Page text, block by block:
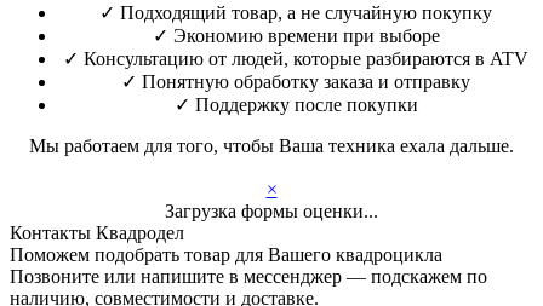
✓ Подходящий товар, а не случайную покупку
✓ Экономию времени при выборе
✓ Консультацию от людей, которые разбираются в ATV
✓ Понятную обработку заказа и отправку
✓ Поддержку после покупки
Мы работаем для того, чтобы Ваша техника ехала дальше.
×
Загрузка формы оценки...
Контакты Квадродел
Поможем подобрать товар для Вашего квадроцикла
Позвоните или напишите в мессенджер — подскажем по
наличию, совместимости и доставке.